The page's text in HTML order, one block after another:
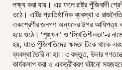
লক্ষ্য করা যায়। এর ফলে রাষ্ট্র পুঁজিবাদী
ওঠে। এটির প্রাতিষ্ঠানিক ব্যবস্থা ও
একশ্রেণীর জনগণ অন্যদের উপর আধিপত্য
হয়ে ওঠে। ‘শৃঙ্খলা’ ও ‘স্থিতিশীলতা’-র
হয়, যাতে পুঁজিপতিদের ক্ষমতা টিকে থাকে
ব্যবস্থা তৈরি না হয়।৩বস্তুত, উদার
কার্যকলাপ করা ও একত্রীকরণ ঘটানো